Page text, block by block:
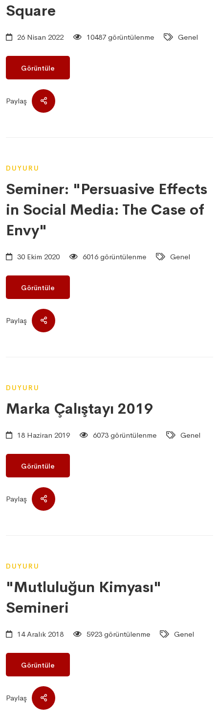
Square
26 Nisan 2022 10487 görüntülenme Genel
Görüntüle
Paylaş
DUYURU
Seminer: "Persuasive Effects
in Social Media: The Case of
Envy"
30 Ekim 2020 6016 görüntülenme Genel
Görüntüle
Paylaş
DUYURU
Marka Çalıştayı 2019
18 Haziran 2019 6073 görüntülenme Genel
Görüntüle
Paylaş
DUYURU
"Mutluluğun Kimyası"
Semineri
14 Aralık 2018 5923 görüntülenme Genel
Görüntüle
Paylaş